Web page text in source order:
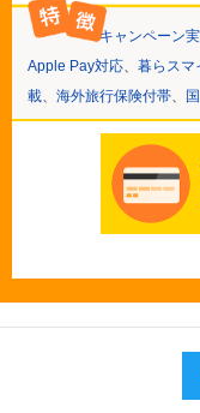
キャンペーン
Apple Pay対応、 暮らスマ
載、 海外旅行保険付帯、